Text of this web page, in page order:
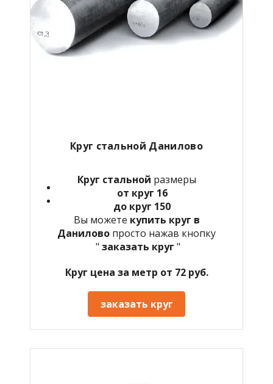
Круг стальной Данилово
Круг стальной размеры
от круг 16
до круг 150
Вы можете купить круг в
Данилово просто нажав кнопку
" заказать круг "
Круг цена за метр от 72 руб.
заказать круг